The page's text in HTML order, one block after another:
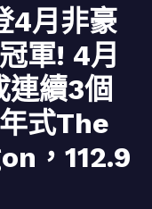
4月非豪
軍! 4月
連續3個
式The
，112.9